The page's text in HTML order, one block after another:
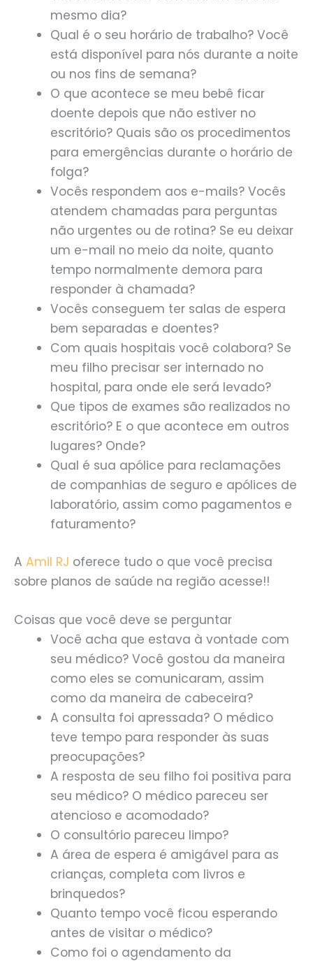
mesmo dia?
Qual é o seu horário de trabalho? Você
está disponível para nós durante a noite
ou nos fins de semana?
O que acontece se meu bebê ficar
doente depois que não estiver no
escritório? Quais são os procedimentos
para emergências durante o horário de
folga?
Vocês respondem aos e-mails? Vocês
atendem chamadas para perguntas
não urgentes ou de rotina? Se eu deixar
um e-mail no meio da noite, quanto
tempo normalmente demora para
responder à chamada?
Vocês conseguem ter salas de espera
bem separadas e doentes?
Com quais hospitais você colabora? Se
meu filho precisar ser internado no
hospital, para onde ele será levado?
Que tipos de exames são realizados no
escritório? E o que acontece em outros
lugares? Onde?
Qual é sua apólice para reclamações
de companhias de seguro e apólices de
laboratório, assim como pagamentos e
faturamento?
A Amil RJ oferece tudo o que você precisa
sobre planos de saúde na região acesse!!
Coisas que você deve se perguntar
Você acha que estava à vontade com
seu médico? Você gostou da maneira
como eles se comunicaram, assim
como da maneira de cabeceira?
A consulta foi apressada? O médico
teve tempo para responder às suas
preocupações?
A resposta de seu filho foi positiva para
seu médico? O médico pareceu ser
atencioso e acomodado?
O consultório pareceu limpo?
A área de espera é amigável para as
crianças, completa com livros e
brinquedos?
Quanto tempo você ficou esperando
antes de visitar o médico?
Como foi o agendamento da